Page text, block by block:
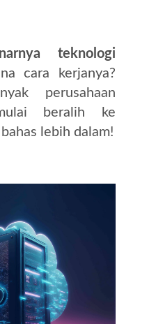
teknologi
cara kerjanya?
perusahaan
beralih ke
lebih dalam!